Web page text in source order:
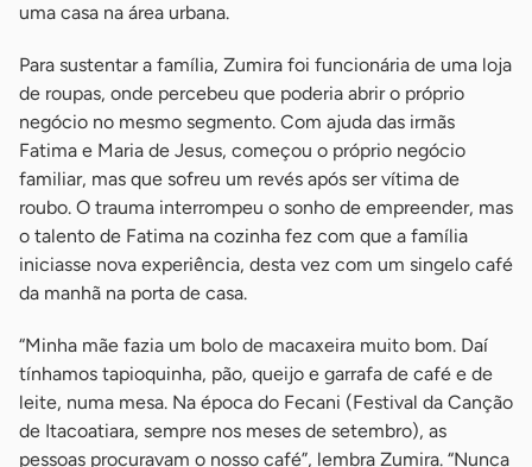
uma casa na área urbana.
Para sustentar a família, Zumira foi funcionária de uma loja
de roupas, onde percebeu que poderia abrir o próprio
negócio no mesmo segmento. Com ajuda das irmãs
Fatima e Maria de Jesus, começou o próprio negócio
familiar, mas que sofreu um revés após ser vítima de
roubo. O trauma interrompeu o sonho de empreender, mas
o talento de Fatima na cozinha fez com que a família
iniciasse nova experiência, desta vez com um singelo café
da manhã na porta de casa.
“Minha mãe fazia um bolo de macaxeira muito bom. Daí
tínhamos tapioquinha, pão, queijo e garrafa de café e de
leite, numa mesa. Na época do Fecani (Festival da Canção
de Itacoatiara, sempre nos meses de setembro), as
pessoas procuravam o nosso café”, lembra Zumira. “Nunca